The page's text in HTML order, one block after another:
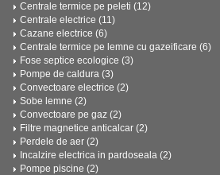
Centrale termice pe peleti (12)
Centrale electrice (11)
Cazane electrice (6)
Centrale termice pe lemne cu gazeificare (6)
Fose septice ecologice (3)
Pompe de caldura (3)
Convectoare electrice (2)
Sobe lemne (2)
Convectoare pe gaz (2)
Filtre magnetice anticalcar (2)
Perdele de aer (2)
Incalzire electrica in pardoseala (2)
Pompe piscine (2)